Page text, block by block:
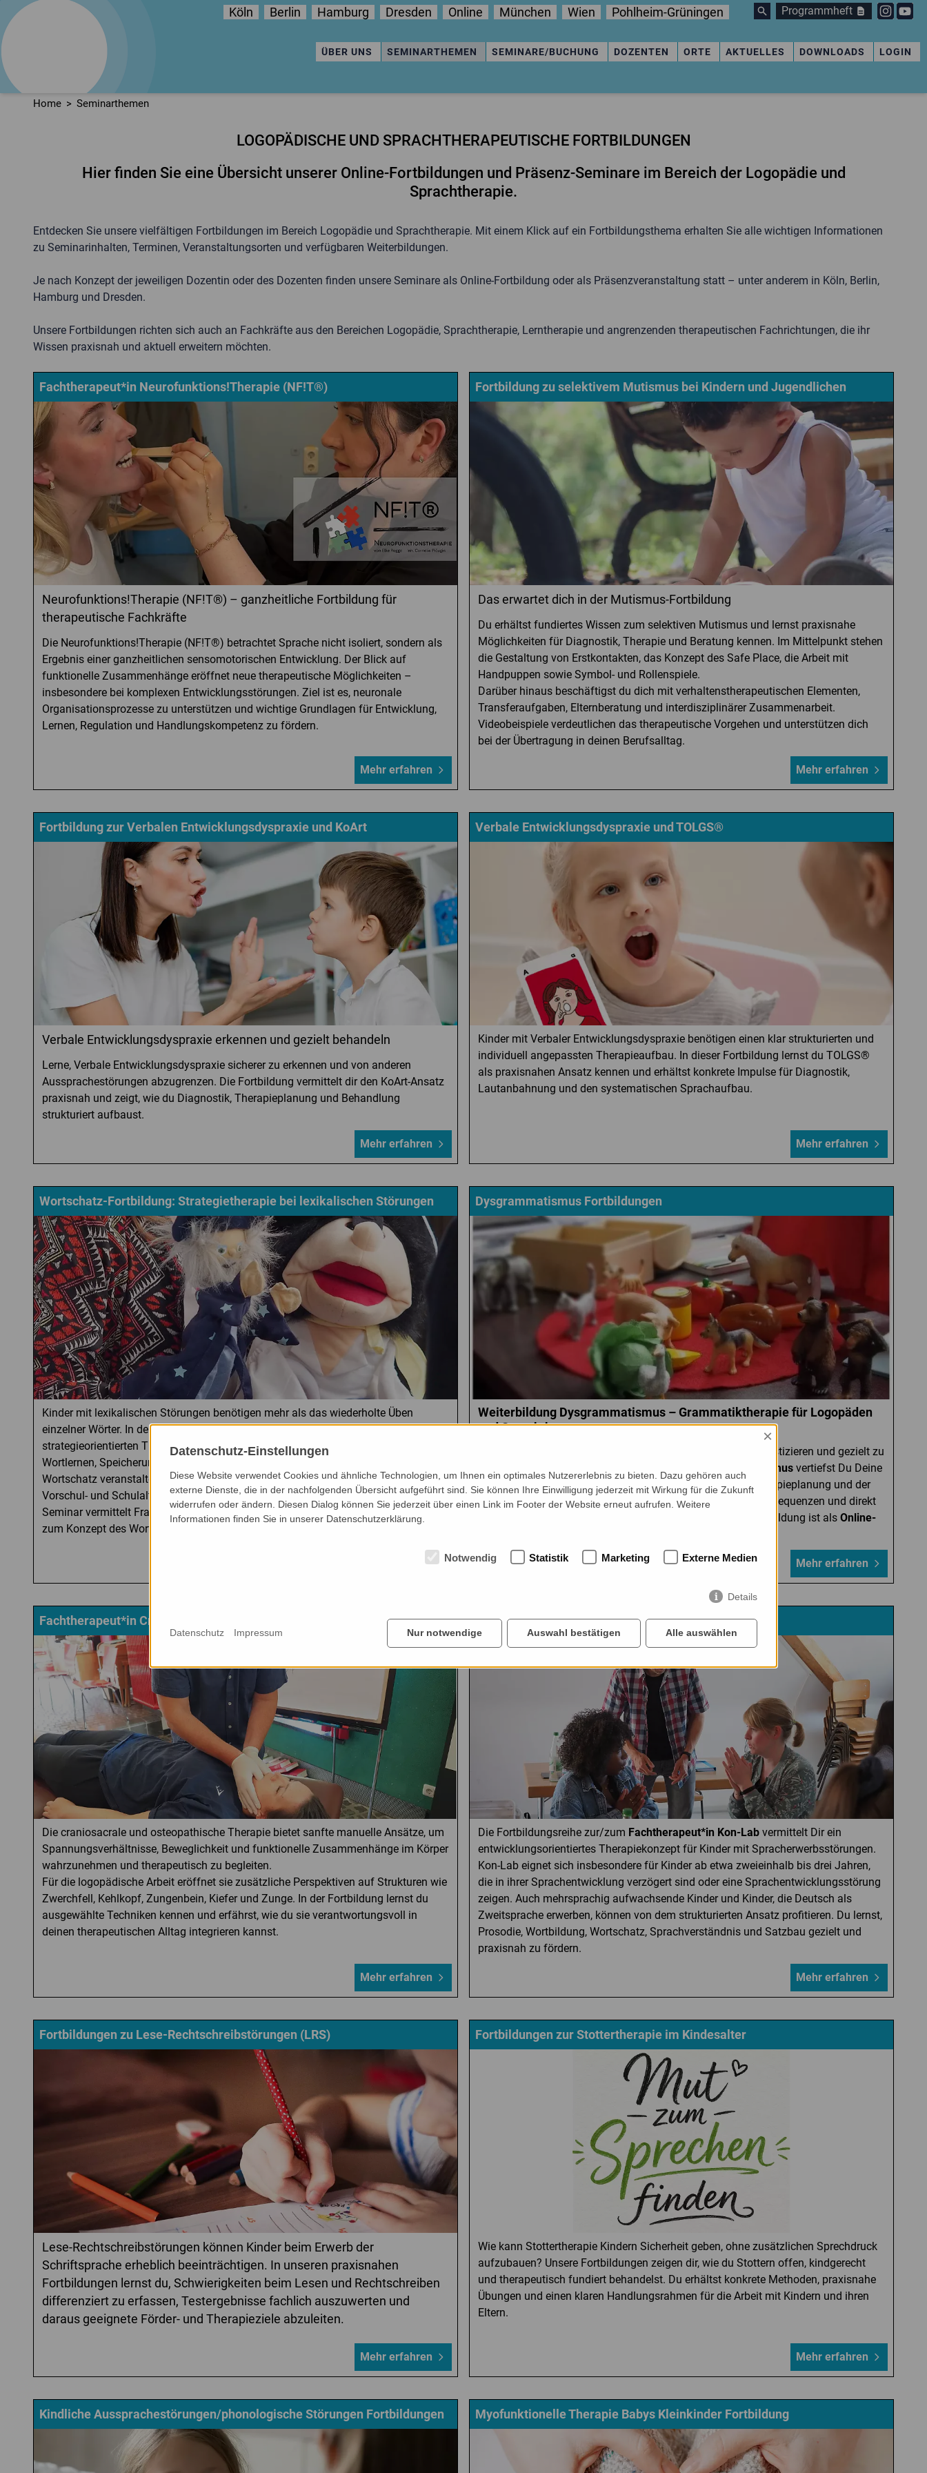
logo
ÜBER UNS SEMINARTHEMEN SEMINARE/BUCHUNG DOZENTEN ORTE AKTUELLES DOWNLOADS LOGIN
Köln Berlin Hamburg Dresden Online München Wien Pohlheim-Grüningen Programmheft
Home Seminarthemen
LOGOPÄDISCHE UND SPRACHTHERAPEUTISCHE FORTBILDUNGEN
Hier finden Sie eine Übersicht unserer Online-Fortbildungen und Präsenz-Seminare im Bereich der Logopädie und
Sprachtherapie.
Entdecken Sie unsere vielfältigen Fortbildungen im Bereich Logopädie und Sprachtherapie. Mit einem Klick auf ein Fortbildungsthema erhalten Sie alle wichtigen Informationen
zu Seminarinhalten, Terminen, Veranstaltungsorten und verfügbaren Weiterbildungen.
Je nach Konzept der jeweiligen Dozentin oder des Dozenten finden unsere Seminare als Online-Fortbildung oder als Präsenzveranstaltung statt – unter anderem in Köln, Berlin,
Hamburg und Dresden.
Unsere Fortbildungen richten sich auch an Fachkräfte aus den Bereichen Logopädie, Sprachtherapie, Lerntherapie und angrenzenden therapeutischen Fachrichtungen, die ihr
Wissen praxisnah und aktuell erweitern möchten.
Fachtherapeut*in Neurofunktions!Therapie (NF!T®)
Neurofunktions!Therapie (NF!T®) – ganzheitliche Fortbildung für
therapeutische Fachkräfte
Die Neurofunktions!Therapie (NF!T®) betrachtet Sprache nicht isoliert, sondern als
Ergebnis einer ganzheitlichen sensomotorischen Entwicklung. Der Blick auf
funktionelle Zusammenhänge eröffnet neue therapeutische Möglichkeiten –
insbesondere bei komplexen Entwicklungsstörungen. Ziel ist es, neuronale
Organisationsprozesse zu unterstützen und wichtige Grundlagen für Entwicklung,
Lernen, Regulation und Handlungskompetenz zu fördern.
Mehr erfahren
Fortbildung zu selektivem Mutismus bei Kindern und Jugendlichen
Das erwartet dich in der Mutismus-Fortbildung
Du erhältst fundiertes Wissen zum selektiven Mutismus und lernst praxisnahe
Möglichkeiten für Diagnostik, Therapie und Beratung kennen. Im Mittelpunkt stehen
die Gestaltung von Erstkontakten, das Konzept des Safe Place, die Arbeit mit
Handpuppen sowie Symbol- und Rollenspiele.
Darüber hinaus beschäftigst du dich mit verhaltenstherapeutischen Elementen,
Transferaufgaben, Elternberatung und interdisziplinärer Zusammenarbeit.
Videobeispiele verdeutlichen das therapeutische Vorgehen und unterstützen dich
bei der Übertragung in deinen Berufsalltag.
Mehr erfahren
Fortbildung zur Verbalen Entwicklungsdyspraxie und KoArt
Verbale Entwicklungsdyspraxie erkennen und gezielt behandeln
Lerne, Verbale Entwicklungsdyspraxie sicherer zu erkennen und von anderen
Aussprachestörungen abzugrenzen. Die Fortbildung vermittelt dir den KoArt-Ansatz
praxisnah und zeigt, wie du Diagnostik, Therapieplanung und Behandlung
strukturiert aufbaust.
Mehr erfahren
Verbale Entwicklungsdyspraxie und TOLGS®
Kinder mit Verbaler Entwicklungsdyspraxie benötigen einen klar strukturierten und
individuell angepassten Therapieaufbau. In dieser Fortbildung lernst du TOLGS®
als praxisnahen Ansatz kennen und erhältst konkrete Impulse für Diagnostik,
Lautanbahnung und den systematischen Sprachaufbau.
Mehr erfahren
Wortschatz-Fortbildung: Strategietherapie bei lexikalischen Störungen
Kinder mit lexikalischen Störungen benötigen mehr als das wiederholte Üben
einzelner Wörter. In der Fortbildung lernst du den Wortschatzsammler als
strategieorientierten Therapieansatz kennen und erhältst praxisnahe Impulse für
Wortlernen, Speicherung und sicheren Wortabruf.Im logopädischen Bereich
Wortschatz veranstalten wir das Seminar "Der Wortschatzsammler für Kinder im
Vorschul- und Schulalter" mit Monika Merten. In dem sehr praktisch orientierten
Seminar vermittelt Frau Merten neueste Erkenntnisse und praktische Erfahrungen
zum Konzept des Wortschatzsammlers.
Mehr erfahren
Dysgrammatismus Fortbildungen
Weiterbildung Dysgrammatismus – Grammatiktherapie für Logopäden
und Sprachtherapeuten
Lerne, grammatische Störungen bei Kindern sicher zu diagnostizieren und gezielt zu
Fortbildung Dysgrammatismus vertiefst Du Deine
Kenntnisse in der Diagnostik mit demESGRAF 4–8, der Therapieplanung und der
Grammatiktherapie. Freue Dich auf viele Fallbeispiele, Videosequenzen und direkt
umsetzbare Spielideen für Deinen Therapiealltag. Die Weiterbildung ist als Online-
Mehr erfahren
Fachtherapeut*in Craniosacrale und Osteopathische Therapie
Die craniosacrale und osteopathische Therapie bietet sanfte manuelle Ansätze, um
Spannungsverhältnisse, Beweglichkeit und funktionelle Zusammenhänge im Körper
wahrzunehmen und therapeutisch zu begleiten.
Für die logopädische Arbeit eröffnet sie zusätzliche Perspektiven auf Strukturen wie
Zwerchfell, Kehlkopf, Zungenbein, Kiefer und Zunge. In der Fortbildung lernst du
ausgewählte Techniken kennen und erfährst, wie du sie verantwortungsvoll in
deinen therapeutischen Alltag integrieren kannst.
Mehr erfahren
Fortbildung zur/zum Fachtherapeut*in Kon-Lab
Die Fortbildungsreihe zur/zum Fachtherapeut*in Kon-Lab vermittelt Dir ein
entwicklungsorientiertes Therapiekonzept für Kinder mit Spracherwerbsstörungen.
Kon-Lab eignet sich insbesondere für Kinder ab etwa zweieinhalb bis drei Jahren,
die in ihrer Sprachentwicklung verzögert sind oder eine Sprachentwicklungsstörung
zeigen. Auch mehrsprachig aufwachsende Kinder und Kinder, die Deutsch als
Zweitsprache erwerben, können von dem strukturierten Ansatz profitieren. Du lernst,
Prosodie, Wortbildung, Wortschatz, Sprachverständnis und Satzbau gezielt und
praxisnah zu fördern.
Mehr erfahren
Fortbildungen zu Lese-Rechtschreibstörungen (LRS)
Lese-Rechtschreibstörungen können Kinder beim Erwerb der
Schriftsprache erheblich beeinträchtigen. In unseren praxisnahen
Fortbildungen lernst du, Schwierigkeiten beim Lesen und Rechtschreiben
differenziert zu erfassen, Testergebnisse fachlich auszuwerten und
daraus geeignete Förder- und Therapieziele abzuleiten.
Mehr erfahren
Fortbildungen zur Stottertherapie im Kindesalter
Wie kann Stottertherapie Kindern Sicherheit geben, ohne zusätzlichen Sprechdruck
aufzubauen? Unsere Fortbildungen zeigen dir, wie du Stottern offen, kindgerecht
und therapeutisch fundiert behandelst. Du erhältst konkrete Methoden, praxisnahe
Übungen und einen klaren Handlungsrahmen für die Arbeit mit Kindern und ihren
Eltern.
Mehr erfahren
Kindliche Aussprachestörungen/phonologische Störungen Fortbildungen Myofunktionelle Therapie Babys Kleinkinder Fortbildung
Datenschutz-Einstellungen
×
Diese Website verwendet Cookies und ähnliche Technologien, um Ihnen ein optimales Nutzererlebnis zu bieten. Dazu gehören auch
externe Dienste, die in der nachfolgenden Übersicht aufgeführt sind. Sie können Ihre Einwilligung jederzeit mit Wirkung für die Zukunft
widerrufen oder ändern. Diesen Dialog können Sie jederzeit über einen Link im Footer der Website erneut aufrufen. Weitere
Informationen finden Sie in unserer Datenschutzerklärung.
Notwendig Statistik Marketing Externe Medien
Details
Nur notwendige Auswahl bestätigen Alle auswählen
Datenschutz Impressum